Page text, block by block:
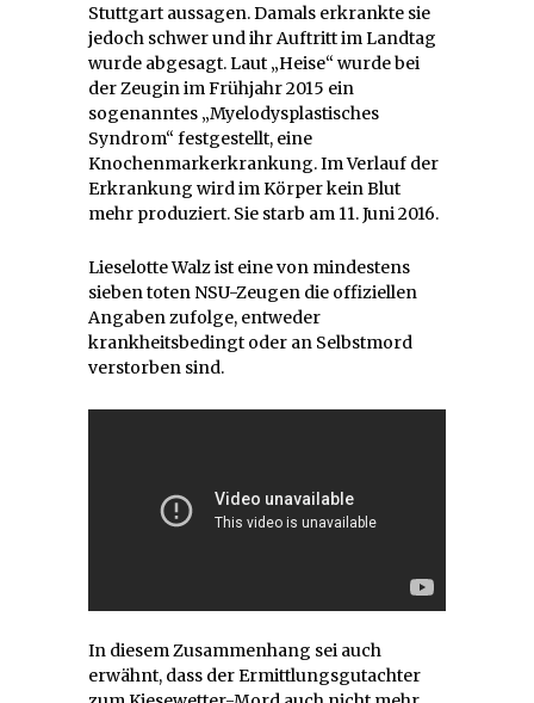
Stuttgart aussagen. Damals erkrankte sie
jedoch schwer und ihr Auftritt im Landtag
wurde abgesagt. Laut „Heise“ wurde bei
der Zeugin im Frühjahr 2015 ein
sogenanntes „Myelodysplastisches
Syndrom“ festgestellt, eine
Knochenmarkerkrankung. Im Verlauf der
Erkrankung wird im Körper kein Blut
mehr produziert. Sie starb am 11. Juni 2016.
Lieselotte Walz ist eine von mindestens
sieben toten NSU-Zeugen die offiziellen
Angaben zufolge, entweder
krankheitsbedingt oder an Selbstmord
verstorben sind.
In diesem Zusammenhang sei auch
erwähnt, dass der Ermittlungsgutachter